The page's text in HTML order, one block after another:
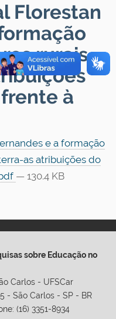
Florestan
rurais
à
e a formação
as atribuições do
— 130.4 KB
sobre Educação no
Carlos - UFSCar
- São Carlos - SP - BR
(16) 3351-8934